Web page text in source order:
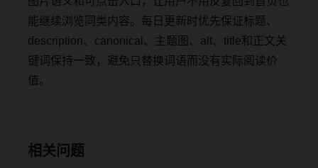
能继续浏览同类内容。每日更新时优先保证标题、
description、canonical、主题图、alt、title和正文关
键词保持一致，避免只替换词语而没有实际阅读价
值。
相关问题